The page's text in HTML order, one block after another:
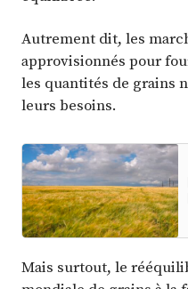
Autrement dit, les
approvisionnés pour
les quantités de grains
leurs besoins.
Mais surtout, le